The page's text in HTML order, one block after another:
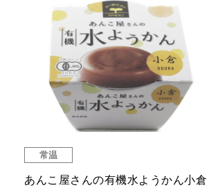
常温
あんこ屋さんの有機水ようかん小倉